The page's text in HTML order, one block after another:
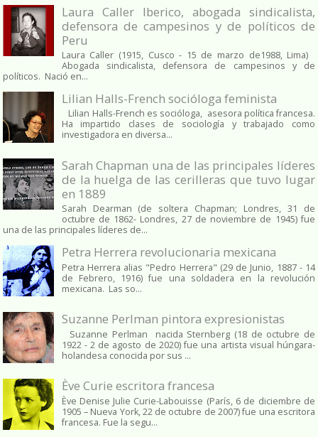
Laura Caller Iberico, abogada sindicalista,
defensora de campesinos y de políticos de
Peru
Laura Caller (1915, Cusco - 15 de marzo de1988, Lima)
Abogada sindicalista, defensora de campesinos y de
políticos. Nació en...
Lilian Halls-French socióloga feminista
Lilian Halls-French es socióloga, asesora política francesa.
Ha impartido clases de sociología y trabajado como
investigadora en diversa...
Sarah Chapman una de las principales líderes
de la huelga de las cerilleras que tuvo lugar
en 1889
Sarah Dearman (de soltera Chapman; Londres, 31 de
octubre de 1862​- Londres, 27 de noviembre de 1945)​ fue
una de las principales líderes de...
Petra Herrera revolucionaria mexicana
Petra Herrera alias "Pedro Herrera" (29 de Junio, 1887 - 14
de Febrero, 1916) fue una soldadera en la revolución
mexicana. Las so...
Suzanne Perlman pintora expresionistas
Suzanne Perlman nacida Sternberg (18 de octubre de
1922 - 2 de agosto de 2020) fue una artista visual húngara-
holandesa conocida por sus ...
Ève Curie escritora francesa
Ève Denise Julie Curie-Labouisse (París, 6 de diciembre de
1905 – Nueva York, 22 de octubre de 2007) fue una escritora
francesa. Fue la segu...